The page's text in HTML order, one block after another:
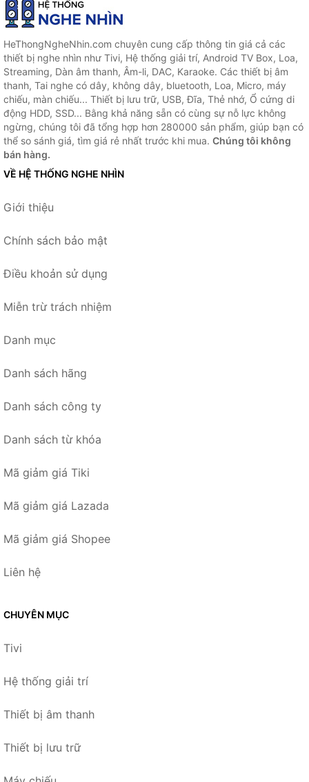
HeThongNgheNhin.com chuyên cung cấp thông tin giá cả các
thiết bị nghe nhìn như Tivi, Hệ thống giải trí, Android TV Box, Loa,
Streaming, Dàn âm thanh, Âm-li, DAC, Karaoke. Các thiết bị âm
thanh, Tai nghe có dây, không dây, bluetooth, Loa, Micro, máy
chiếu, màn chiếu... Thiết bị lưu trữ, USB, Đĩa, Thẻ nhớ, Ổ cứng di
động HDD, SSD... Bằng khả năng sẵn có cùng sự nỗ lực không
ngừng, chúng tôi đã tổng hợp hơn 280000 sản phẩm, giúp bạn có
thể so sánh giá, tìm giá rẻ nhất trước khi mua. Chúng tôi không
bán hàng.
VỀ HỆ THỐNG NGHE NHÌN
Giới thiệu
Chính sách bảo mật
Điều khoản sử dụng
Miễn trừ trách nhiệm
Danh mục
Danh sách hãng
Danh sách công ty
Danh sách từ khóa
Mã giảm giá Tiki
Mã giảm giá Lazada
Mã giảm giá Shopee
Liên hệ
CHUYÊN MỤC
Tivi
Hệ thống giải trí
Thiết bị âm thanh
Thiết bị lưu trữ